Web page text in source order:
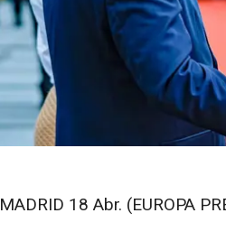
MADRID 18 Abr. (EUROPA